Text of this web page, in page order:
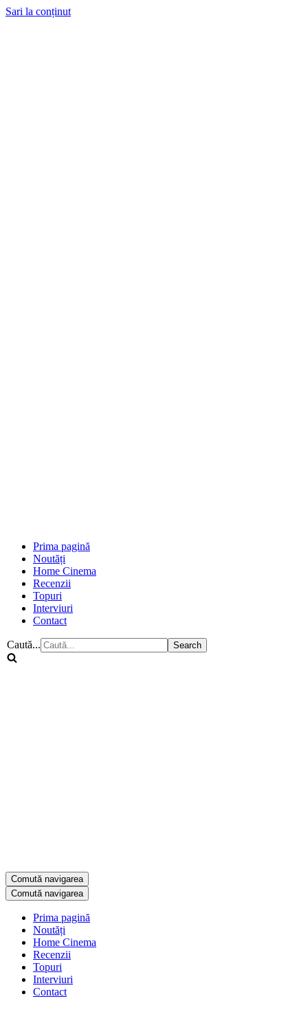
Sari la conținut
Prima pagină
Noutăți
Home Cinema
Recenzii
Topuri
Interviuri
Contact
Caută...
Comută navigarea
Comută navigarea
Prima pagină
Noutăți
Home Cinema
Recenzii
Topuri
Interviuri
Contact